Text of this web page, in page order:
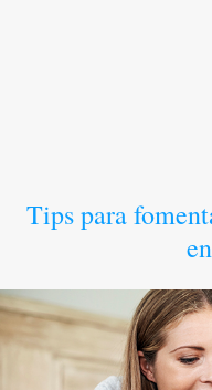
Tips para